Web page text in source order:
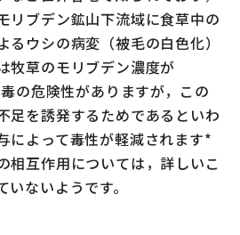
リブデン鉱山下流域に食草中の
ウシの病変（被毛の白色化）
牧草のモリブデン濃度が
の危険性がありますが，この
足を誘発するためであるといわ
によって毒性が軽減されます*
相互作用については，詳しいこ
ないようです。